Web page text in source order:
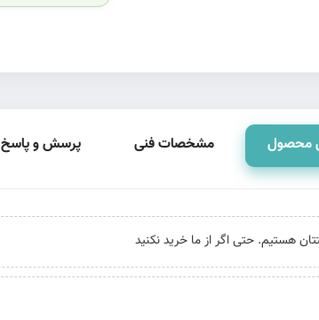
محصول مشخصات فنی پرسش و پاسخ